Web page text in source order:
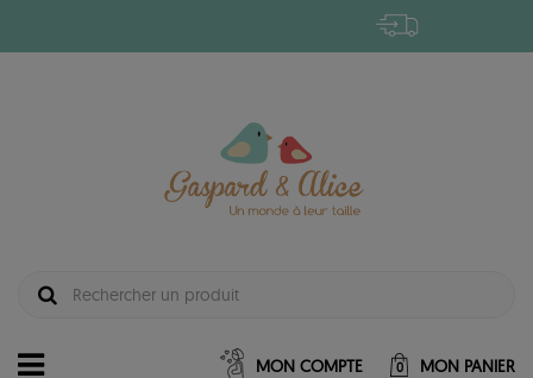
MON COMPTE 0 MON PANIER